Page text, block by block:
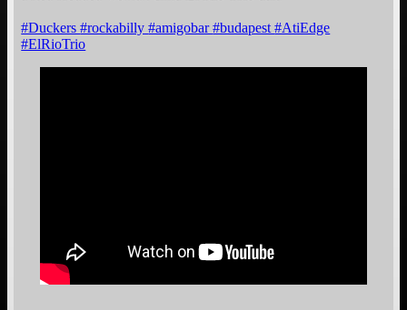
#Duckers#rockabilly#amigobar#budapest#AtiEdge
#ElRioTrio